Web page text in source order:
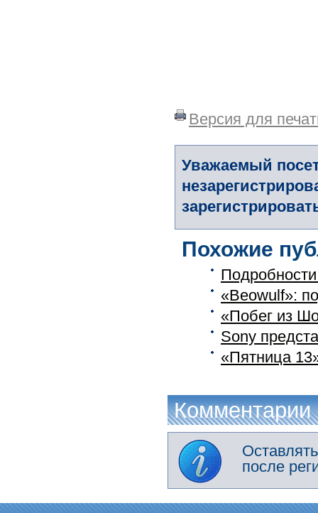
Версия для
Уважаемый
Похожие
«Beowulf»:
«Побег из
Sony
«Пятница
Комментарии
после